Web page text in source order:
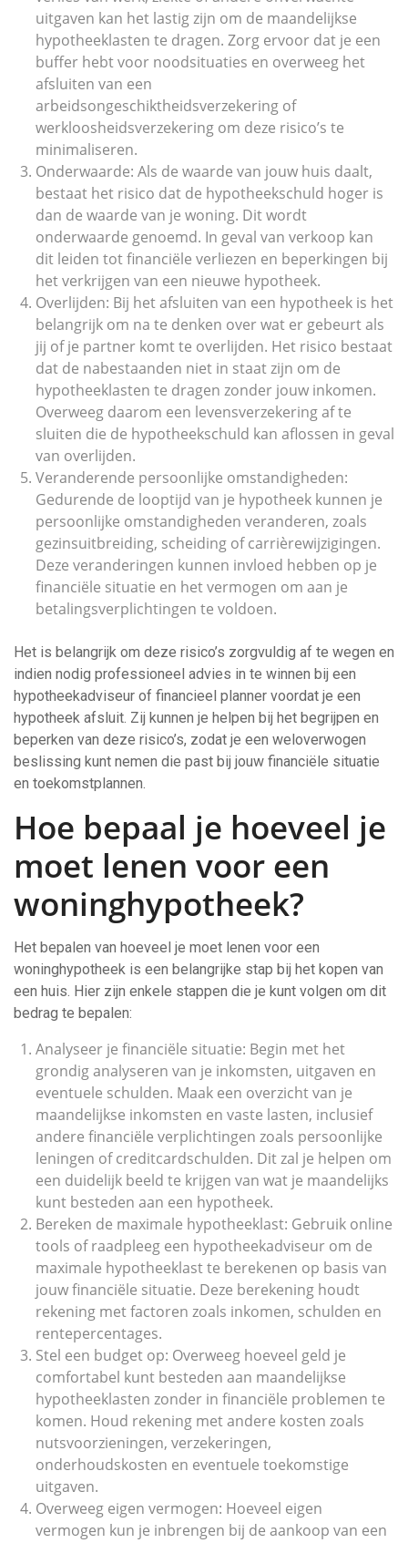
uitgaven kan het lastig zijn om de maandelijkse
hypotheeklasten te dragen. Zorg ervoor dat je een
buffer hebt voor noodsituaties en overweeg het
afsluiten van een
arbeidsongeschiktheidsverzekering of
werkloosheidsverzekering om deze risico’s te
minimaliseren.
Onderwaarde: Als de waarde van jouw huis daalt,
bestaat het risico dat de hypotheekschuld hoger is
dan de waarde van je woning. Dit wordt
onderwaarde genoemd. In geval van verkoop kan
dit leiden tot financiële verliezen en beperkingen bij
het verkrijgen van een nieuwe hypotheek.
Overlijden: Bij het afsluiten van een hypotheek is het
belangrijk om na te denken over wat er gebeurt als
jij of je partner komt te overlijden. Het risico bestaat
dat de nabestaanden niet in staat zijn om de
hypotheeklasten te dragen zonder jouw inkomen.
Overweeg daarom een levensverzekering af te
sluiten die de hypotheekschuld kan aflossen in geval
van overlijden.
Veranderende persoonlijke omstandigheden:
Gedurende de looptijd van je hypotheek kunnen je
persoonlijke omstandigheden veranderen, zoals
gezinsuitbreiding, scheiding of carrièrewijzigingen.
Deze veranderingen kunnen invloed hebben op je
financiële situatie en het vermogen om aan je
betalingsverplichtingen te voldoen.
Het is belangrijk om deze risico’s zorgvuldig af te wegen en
indien nodig professioneel advies in te winnen bij een
hypotheekadviseur of financieel planner voordat je een
hypotheek afsluit. Zij kunnen je helpen bij het begrijpen en
beperken van deze risico’s, zodat je een weloverwogen
beslissing kunt nemen die past bij jouw financiële situatie
en toekomstplannen.
Hoe bepaal je hoeveel je
moet lenen voor een
woninghypotheek?
Het bepalen van hoeveel je moet lenen voor een
woninghypotheek is een belangrijke stap bij het kopen van
een huis. Hier zijn enkele stappen die je kunt volgen om dit
bedrag te bepalen:
Analyseer je financiële situatie: Begin met het
grondig analyseren van je inkomsten, uitgaven en
eventuele schulden. Maak een overzicht van je
maandelijkse inkomsten en vaste lasten, inclusief
andere financiële verplichtingen zoals persoonlijke
leningen of creditcardschulden. Dit zal je helpen om
een duidelijk beeld te krijgen van wat je maandelijks
kunt besteden aan een hypotheek.
Bereken de maximale hypotheeklast: Gebruik online
tools of raadpleeg een hypotheekadviseur om de
maximale hypotheeklast te berekenen op basis van
jouw financiële situatie. Deze berekening houdt
rekening met factoren zoals inkomen, schulden en
rentepercentages.
Stel een budget op: Overweeg hoeveel geld je
comfortabel kunt besteden aan maandelijkse
hypotheeklasten zonder in financiële problemen te
komen. Houd rekening met andere kosten zoals
nutsvoorzieningen, verzekeringen,
onderhoudskosten en eventuele toekomstige
uitgaven.
Overweeg eigen vermogen: Hoeveel eigen
vermogen kun je inbrengen bij de aankoop van een